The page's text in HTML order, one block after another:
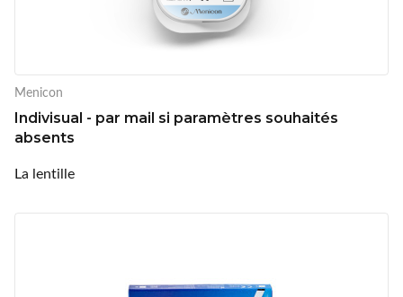
Menicon
Indivisual - par mail si paramètres souhaités
absents
La lentille